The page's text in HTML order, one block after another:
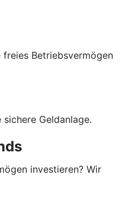
Betriebsvermögen
Geldanlage.
investieren? Wir